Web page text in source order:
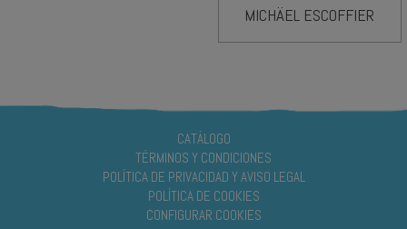
MICHÄEL ESCOFFIER
CATÁLOGO
TÉRMINOS Y CONDICIONES
POLÍTICA DE PRIVACIDAD Y AVISO LEGAL
POLÍTICA DE COOKIES
CONFIGURAR COOKIES